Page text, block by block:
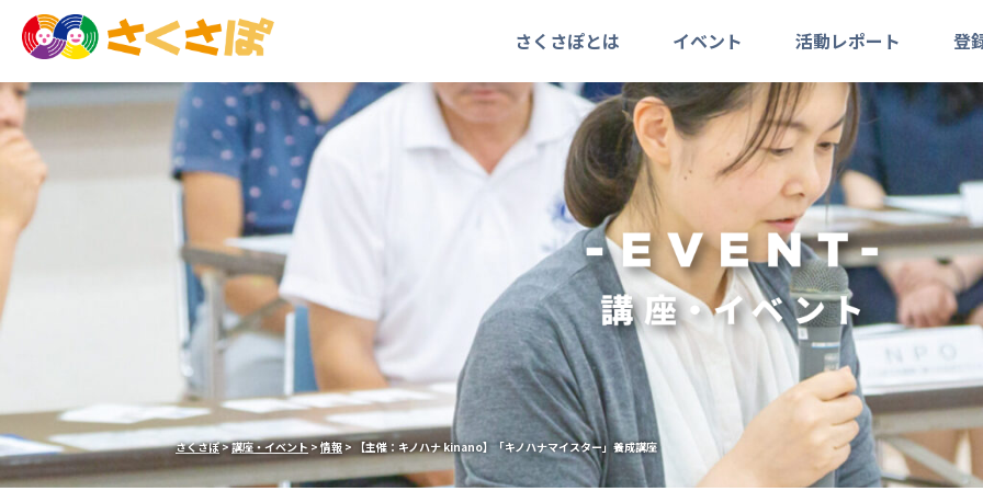
さくさぽとは イベント 活動レポート 登
さくさぽ>講座・イベント>情報> 【主催：キノハナ kinano】「キノハナマイスター」養成講座